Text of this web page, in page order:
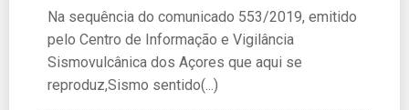
Na sequência do comunicado 553/2019, emitido
pelo Centro de Informação e Vigilância
Sismovulcânica dos Açores que aqui se
reproduz,Sismo sentido(...)